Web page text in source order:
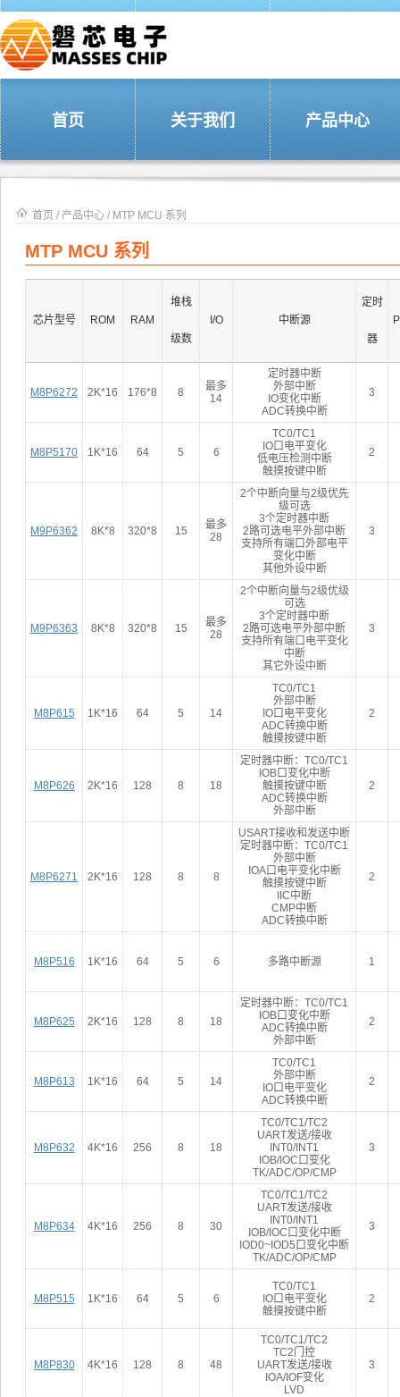
首页 关于我们 产品中心
首页 / 产品中心 / MTP MCU 系列
MTP MCU 系列
芯片型号 ROM RAM
堆栈
级数
I/O 中断源
定时
器
M8P6272 2K*16 176*8 8
最多
14
定时器中断
外部中断
IO变化中断
ADC转换中断
3
M8P5170 1K*16 64 5 6
TC0/TC1
IO口电平变化
低电压检测中断
触摸按键中断
2
M9P6362 8K*8 320*8 15
最多
28
2个中断向量与2级优先
级可选
3个定时器中断
2路可选电平外部中断
支持所有端口外部电平
变化中断
其他外设中断
3
M9P6363 8K*8 320*8 15
最多
28
2个中断向量与2级优级
可选
3个定时器中断
2路可选电平外部中断
支持所有端口电平变化
中断
其它外设中断
3
M8P615 1K*16 64 5 14
TC0/TC1
外部中断
IO口电平变化
ADC转换中断
触摸按键中断
2
M8P626 2K*16 128 8 18
定时器中断：TC0/TC1
IOB口变化中断
触摸按键中断
ADC转换中断
外部中断
2
M8P6271 2K*16 128 8 8
USART接收和发送中断
定时器中断：TC0/TC1
外部中断
IOA口电平变化中断
触摸按键中断
IIC中断
CMP中断
ADC转换中断
2
M8P516 1K*16 64 5 6 多路中断源 1
M8P625 2K*16 128 8 18
定时器中断：TC0/TC1
IOB口变化中断
ADC转换中断
外部中断
2
M8P613 1K*16 64 5 14
TC0/TC1
外部中断
IO口电平变化
ADC转换中断
2
M8P632 4K*16 256 8 18
TC0/TC1/TC2
UART发送/接收
INT0/INT1
IOB/IOC口变化
TK/ADC/OP/CMP
3
M8P634 4K*16 256 8 30
TC0/TC1/TC2
UART发送/接收
INT0/INT1
IOB/IOC口变化中断
IOD0~IOD5口变化中断
TK/ADC/OP/CMP
3
M8P515 1K*16 64 5 6
TC0/TC1
IO口电平变化
触摸按键中断
2
M8P830 4K*16 128 8 48
TC0/TC1/TC2
TC2门控
UART发送/接收
IOA/IOF变化
LVD
3